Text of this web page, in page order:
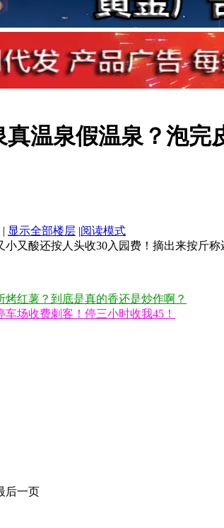
温泉假温泉？泡完
| 显示全部楼层 |阅读模式
又酸还按人头收30入园费！摘出来按斤
烤红薯？到底是真的香还是炒作啊？
车场收费刺客！停三小时收我45！
后一页